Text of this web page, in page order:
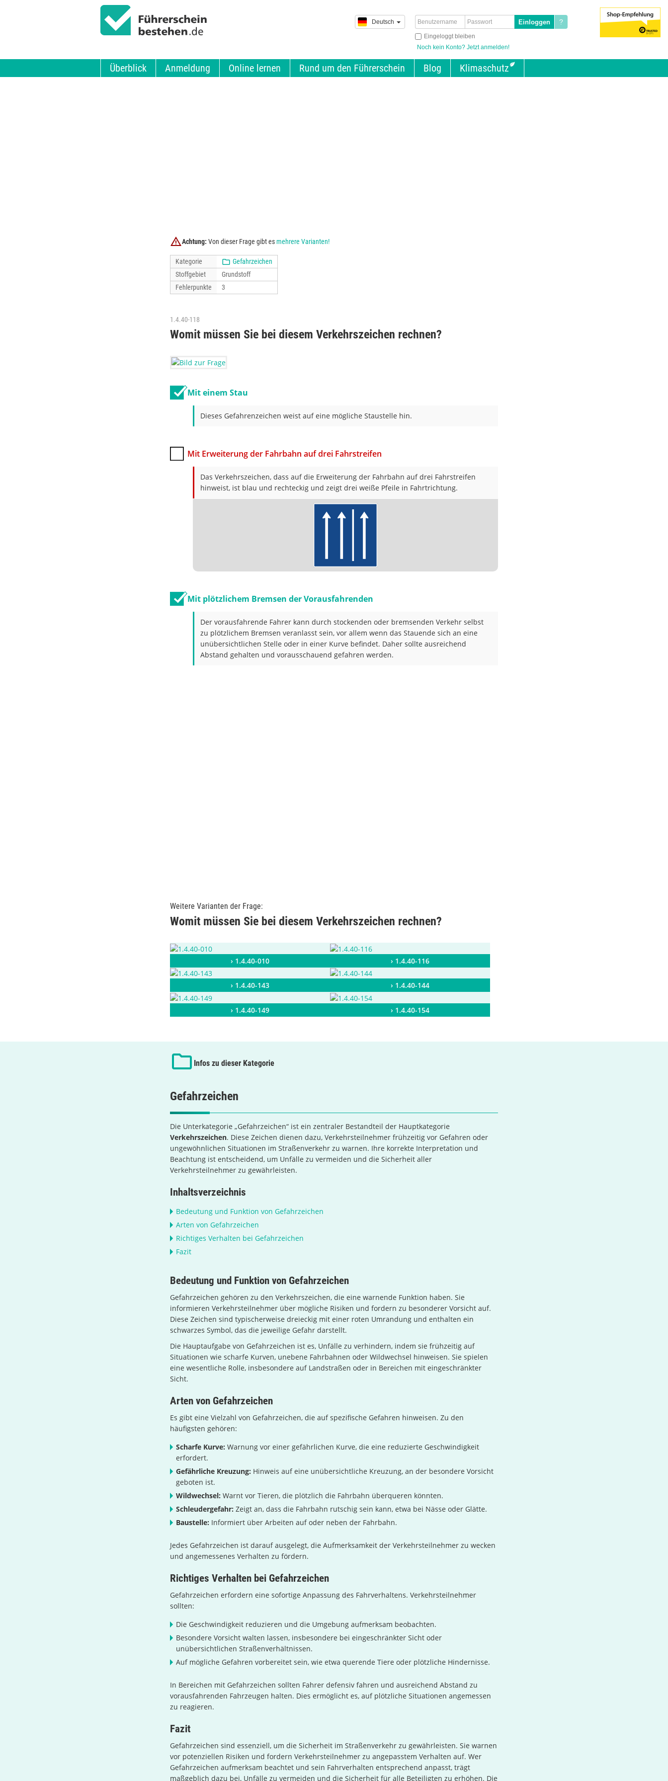
?
Eingeloggt bleiben
Noch kein Konto? Jetzt anmelden!
Deutsch
Überblick Anmeldung Online lernen Rund um den Führerschein Blog Klimaschutz
Achtung: Von dieser Frage gibt esmehrere Varianten!
Kategorie
Gefahrzeichen
Stoffgebiet
Grundstoff
Fehlerpunkte
3
1.4.40-118
Womit müssen Sie bei diesem Verkehrszeichen rechnen?
Mit einem Stau
Dieses Gefahrenzeichen weist auf eine mögliche Staustelle hin.
Mit Erweiterung der Fahrbahn auf drei Fahrstreifen
Das Verkehrszeichen, dass auf die Erweiterung der Fahrbahn auf drei Fahrstreifen
hinweist, ist blau und rechteckig und zeigt drei weiße Pfeile in Fahrtrichtung.
Mit plötzlichem Bremsen der Vorausfahrenden
Der vorausfahrende Fahrer kann durch stockenden oder bremsenden Verkehr selbst
zu plötzlichem Bremsen veranlasst sein, vor allem wenn das Stauende sich an eine
unübersichtlichen Stelle oder in einer Kurve befindet. Daher sollte ausreichend
Abstand gehalten und vorausschauend gefahren werden.
Weitere Varianten der Frage:
Womit müssen Sie bei diesem Verkehrszeichen rechnen?
› 1.4.40-010 › 1.4.40-116
› 1.4.40-143 › 1.4.40-144
› 1.4.40-149 › 1.4.40-154
Infos zu dieser Kategorie
Gefahrzeichen
Die Unterkategorie „Gefahrzeichen“ ist ein zentraler Bestandteil der Hauptkategorie
Verkehrszeichen. Diese Zeichen dienen dazu, Verkehrsteilnehmer frühzeitig vor Gefahren oder
ungewöhnlichen Situationen im Straßenverkehr zu warnen. Ihre korrekte Interpretation und
Beachtung ist entscheidend, um Unfälle zu vermeiden und die Sicherheit aller
Verkehrsteilnehmer zu gewährleisten.
Inhaltsverzeichnis
Bedeutung und Funktion von Gefahrzeichen
Arten von Gefahrzeichen
Richtiges Verhalten bei Gefahrzeichen
Fazit
Bedeutung und Funktion von Gefahrzeichen
Gefahrzeichen gehören zu den Verkehrszeichen, die eine warnende Funktion haben. Sie
informieren Verkehrsteilnehmer über mögliche Risiken und fordern zu besonderer Vorsicht auf.
Diese Zeichen sind typischerweise dreieckig mit einer roten Umrandung und enthalten ein
schwarzes Symbol, das die jeweilige Gefahr darstellt.
Die Hauptaufgabe von Gefahrzeichen ist es, Unfälle zu verhindern, indem sie frühzeitig auf
Situationen wie scharfe Kurven, unebene Fahrbahnen oder Wildwechsel hinweisen. Sie spielen
eine wesentliche Rolle, insbesondere auf Landstraßen oder in Bereichen mit eingeschränkter
Sicht.
Arten von Gefahrzeichen
Es gibt eine Vielzahl von Gefahrzeichen, die auf spezifische Gefahren hinweisen. Zu den
häufigsten gehören:
Scharfe Kurve: Warnung vor einer gefährlichen Kurve, die eine reduzierte Geschwindigkeit
erfordert.
Gefährliche Kreuzung: Hinweis auf eine unübersichtliche Kreuzung, an der besondere Vorsicht
geboten ist.
Wildwechsel: Warnt vor Tieren, die plötzlich die Fahrbahn überqueren könnten.
Schleudergefahr: Zeigt an, dass die Fahrbahn rutschig sein kann, etwa bei Nässe oder Glätte.
Baustelle: Informiert über Arbeiten auf oder neben der Fahrbahn.
Jedes Gefahrzeichen ist darauf ausgelegt, die Aufmerksamkeit der Verkehrsteilnehmer zu wecken
und angemessenes Verhalten zu fördern.
Richtiges Verhalten bei Gefahrzeichen
Gefahrzeichen erfordern eine sofortige Anpassung des Fahrverhaltens. Verkehrsteilnehmer
sollten:
Die Geschwindigkeit reduzieren und die Umgebung aufmerksam beobachten.
Besondere Vorsicht walten lassen, insbesondere bei eingeschränkter Sicht oder
unübersichtlichen Straßenverhältnissen.
Auf mögliche Gefahren vorbereitet sein, wie etwa querende Tiere oder plötzliche Hindernisse.
In Bereichen mit Gefahrzeichen sollten Fahrer defensiv fahren und ausreichend Abstand zu
vorausfahrenden Fahrzeugen halten. Dies ermöglicht es, auf plötzliche Situationen angemessen
zu reagieren.
Fazit
Gefahrzeichen sind essenziell, um die Sicherheit im Straßenverkehr zu gewährleisten. Sie warnen
vor potenziellen Risiken und fordern Verkehrsteilnehmer zu angepasstem Verhalten auf. Wer
Gefahrzeichen aufmerksam beachtet und sein Fahrverhalten entsprechend anpasst, trägt
maßgeblich dazu bei, Unfälle zu vermeiden und die Sicherheit für alle Beteiligten zu erhöhen. Die